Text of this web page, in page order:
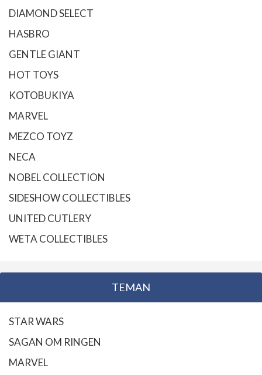
DIAMOND SELECT
HASBRO
GENTLE GIANT
HOT TOYS
KOTOBUKIYA
MARVEL
MEZCO TOYZ
NECA
NOBEL COLLECTION
SIDESHOW COLLECTIBLES
UNITED CUTLERY
WETA COLLECTIBLES
TEMAN
STAR WARS
SAGAN OM RINGEN
MARVEL